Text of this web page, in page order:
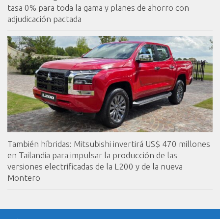
tasa 0% para toda la gama y planes de ahorro con
adjudicación pactada
También híbridas: Mitsubishi invertirá US$ 470 millones
en Tailandia para impulsar la producción de las
versiones electrificadas de la L200 y de la nueva
Montero